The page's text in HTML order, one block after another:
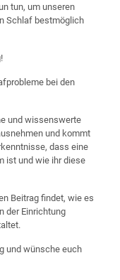
tun, um unseren
Schlaf bestmöglich
bei den
und wissenswerte
und kommt
dass eine
ist und wie ihr diese
Beitrag findet, wie es
der Einrichtung
und wünsche euch